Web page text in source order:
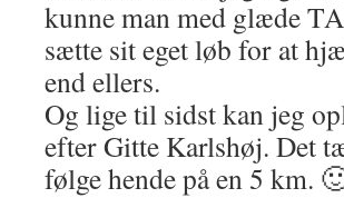
kunne man med glæde
sætte sit eget løb for at
end ellers.
Og lige til sidst kan jeg
efter Gitte Karlshøj. Det
følge hende på en 5 km.